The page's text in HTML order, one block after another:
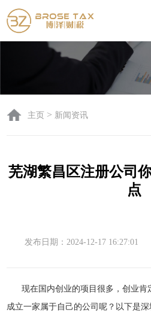
主页 > 新闻资讯
芜湖繁昌区注册公司
点
发布日期：2024-12-17 16:27:01
现在国内创业的项目很多，创业
成立一家属于自己的公司呢？以下是